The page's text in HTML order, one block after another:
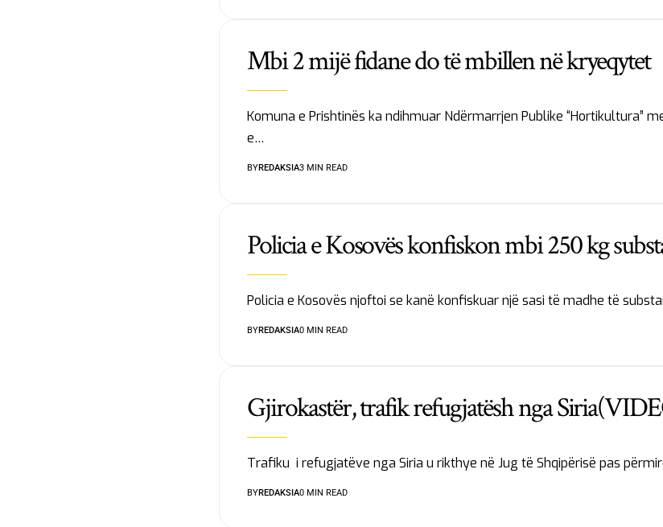
Mbi 2 mijë fidane do të mbillen në kryeqytet
Komuna e Prishtinës ka ndihmuar Ndërmarrjen Publike “Hortikultura”
e…
BYREDAKSIA3 MIN READ
Policia e Kosovës konfiskon mbi 250 kg
Policia e Kosovës njoftoi se kanë konfiskuar një sasi të madhe të
BYREDAKSIA0 MIN READ
Gjirokastër, trafik refugjatësh nga
Trafiku i refugjatëve nga Siria u rikthye në Jug të Shqipërisë pas
BYREDAKSIA0 MIN READ